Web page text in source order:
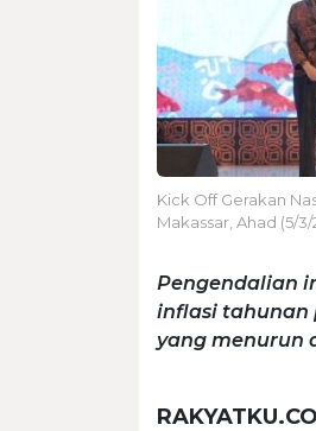
Kick Off Gerakan
Makassar, Ahad (5/3/
Pengendalian
inflasi tahunan
yang menurun